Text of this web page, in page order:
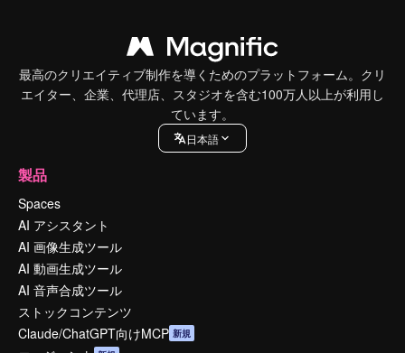
最高のクリエイティブ制作を導くためのプラットフォーム。クリ
エイター、企業、代理店、スタジオを含む100万人以上が利用し
ています。
日本語
製品
Spaces
AI アシスタント
AI 画像生成ツール
AI 動画生成ツール
AI 音声合成ツール
ストックコンテンツ
Claude/ChatGPT向けMCP 新規